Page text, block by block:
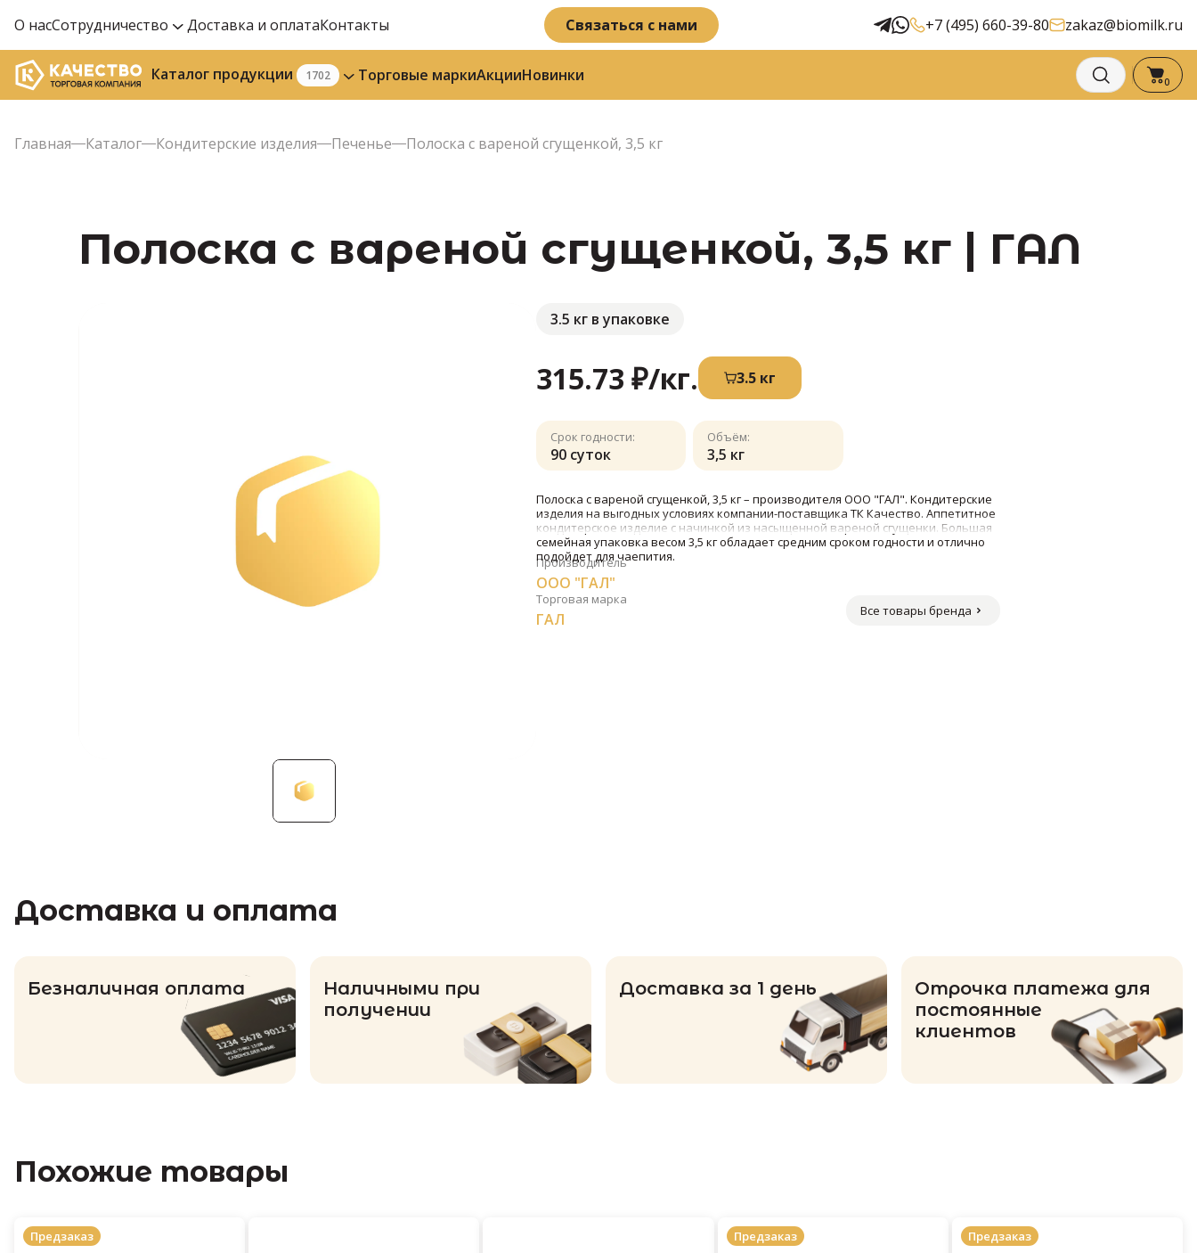
О насСотрудничество Доставка и оплатаКонтакты Связаться с нами +7 (495) 660-39-80 zakaz@biomilk.ru
Каталог продукции 1702 Торговые маркиАкцииНовинки 0
Главная Каталог Кондитерские изделия Печенье Полоска с вареной сгущенкой, 3,5 кг
Полоска с вареной сгущенкой, 3,5 кг | ГАЛ
3.5 кг в упаковке
315.73 ₽/кг. 3.5 кг
Срок годности:
90 суток
Объём:
3,5 кг
Полоска с вареной сгущенкой, 3,5 кг – производителя ООО "ГАЛ". Кондитерские
изделия на выгодных условиях компании-поставщика ТК Качество. Аппетитное
кондитерское изделие с начинкой из насыщенной вареной сгущенки. Большая
семейная упаковка весом 3,5 кг обладает средним сроком годности и отлично
подойдет для чаепития.
Производитель
ООО "ГАЛ"
Торговая марка
ГАЛ Все товары бренда
Доставка и оплата
Безналичная оплата
Наличными при
получении
Доставка за 1 день
Отрочка платежа для
постоянные
клиентов
Похожие товары
Предзаказ Предзаказ Предзаказ